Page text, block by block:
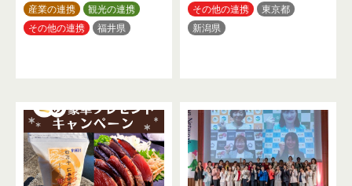
産業の連携
観光の連携
その他の連携
福井県
その他の連携
東京都
新潟県